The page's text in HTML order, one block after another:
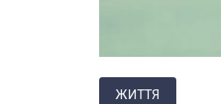
ЖИТТЯ